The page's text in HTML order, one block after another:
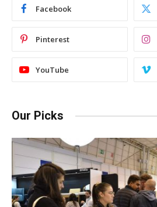
Facebook
Pinterest
YouTube
Our Picks